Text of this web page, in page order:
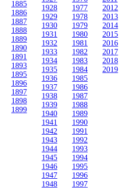
1885
1886
1887
1888
1889
1890
1891
1893
1895
1896
1897
1898
1899
1928
1929
1930
1931
1932
1933
1934
1935
1936
1937
1938
1939
1940
1941
1942
1943
1944
1945
1946
1947
1948
1977
1978
1979
1980
1981
1982
1983
1984
1985
1986
1987
1988
1989
1990
1991
1992
1993
1994
1995
1996
1997
2012
2013
2014
2015
2016
2017
2018
2019